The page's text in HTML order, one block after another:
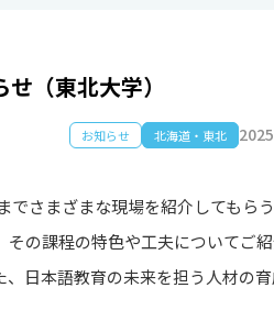
（東北大学）
お知らせ 北海道・東北
でさまざまな現場を紹介してもら
の課程の特色や工夫についてご
日本語教育の未来を担う人材の